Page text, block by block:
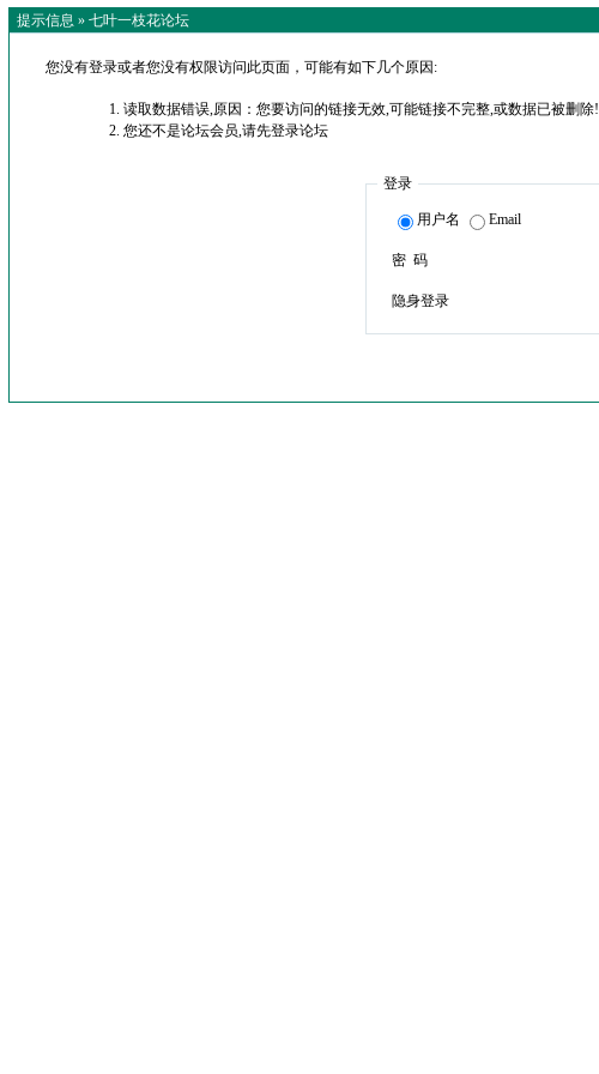
提示信息 » 七叶一枝花论坛
您没有登录或者您没有权限访问此页面，可能有如下几个原因:
读取数据错误,原因：您要访问的链接无效,可能链接不完整,或数据已被删除!
您还不是论坛会员,请先登录论坛
登录
用户名 Email
密 码
隐身登录